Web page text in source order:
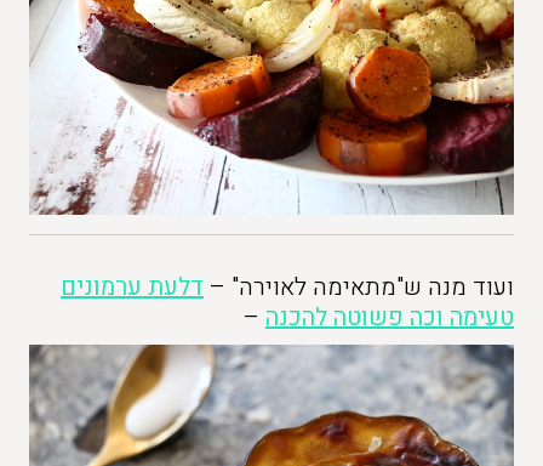
ועוד מנה ש"מתאימה לאוירה" – דלעת ערמונים
טעימה וכה פשוטה להכנה –